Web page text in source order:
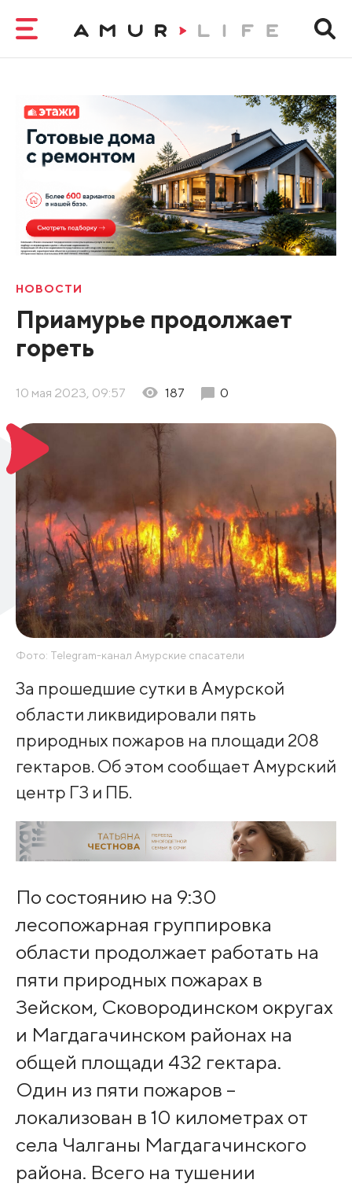
НОВОСТИ
Приамурье продолжает
гореть
10 мая 2023, 09:57 187 0
Фото: Telegram-канал Амурские спасатели
За прошедшие сутки в Амурской
области ликвидировали пять
природных пожаров на площади 208
гектаров. Об этом сообщает Амурский
центр ГЗ и ПБ.
По состоянию на 9:30
лесопожарная группировка
области продолжает работать на
пяти природных пожарах в
Зейском, Сковородинском округах
и Магдагачинском районах на
общей площади 432 гектара.
Один из пяти пожаров –
локализован в 10 километрах от
села Чалганы Магдагачинского
района. Всего на тушении